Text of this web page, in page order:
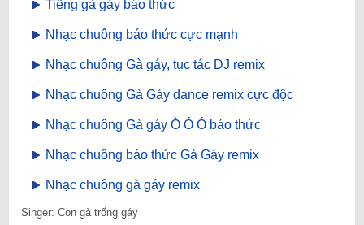
Tiếng gà gáy báo thức
Nhạc chuông báo thức cực mạnh
Nhạc chuông Gà gáy, tục tác DJ remix
Nhạc chuông Gà Gáy dance remix cực độc
Nhạc chuông Gà gáy Ò Ó Ó báo thức
Nhạc chuông báo thức Gà Gáy remix
Nhạc chuông gà gáy remix
Singer: Con gà trống gáy